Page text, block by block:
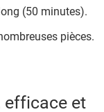
(50 minutes).
pièces.
efficace et